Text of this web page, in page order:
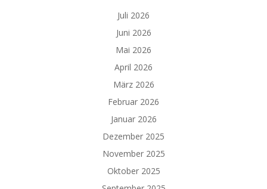
Juli 2026
Juni 2026
Mai 2026
April 2026
März 2026
Februar 2026
Januar 2026
Dezember 2025
November 2025
Oktober 2025